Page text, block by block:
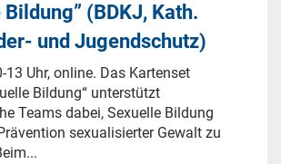
(BDKJ, Kath.
und Jugendschutz)
13 Uhr, online. Das Kartenset
Bildung“ unterstützt
Teams dabei, Sexuelle Bildung
sexualisierter Gewalt zu